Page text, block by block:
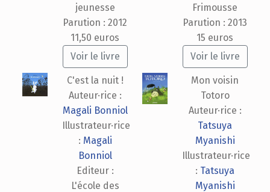
jeunesse
Parution : 2012
11,50 euros
Voir le livre
Frimousse
Parution : 2013
15 euros
Voir le livre
C'est la nuit !
Auteur·rice :
Magali Bonniol
Illustrateur·rice
: Magali
Bonniol
Editeur :
L'école des
Mon voisin
Totoro
Auteur·rice :
Tatsuya
Myanishi
Illustrateur·rice
: Tatsuya
Myanishi